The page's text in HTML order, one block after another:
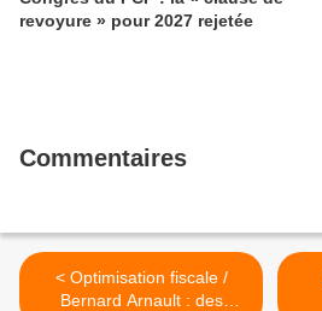
candidature devrait être officialisée le
revoyure » pour 2027 rejetée
Commentaires
< Optimisation fiscale /
Bernard Arnault : des